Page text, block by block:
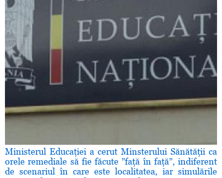
Ministerul Educaţiei a cerut Minsterului Sănătăţii ca
orele remediale să fie făcute ”faţă în faţă”, indiferent
de scenariul în care este localitatea, iar simulările